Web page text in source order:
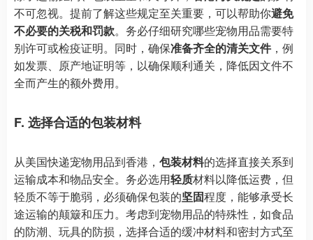
不可忽视。提前了解这些规定至关重要，可以帮助你避免
不必要的关税和罚款。务必仔细研究哪些宠物用品需要特
别许可或检疫证明。同时，确保准备齐全的清关文件，例
如发票、原产地证明等，以确保顺利通关，降低因文件不
全而产生的额外费用。
F. 选择合适的包装材料
从美国快递宠物用品到香港， 包装材料的选择直接关系到
运输成本和物品安全。务必选用轻质材料以降低运费，但
轻质不等于脆弱，必须确保包装的坚固程度，能够承受长
途运输的颠簸和压力。考虑到宠物用品的特殊性，如食品
的防潮、玩具的防损，选择合适的缓冲材料和密封方式至